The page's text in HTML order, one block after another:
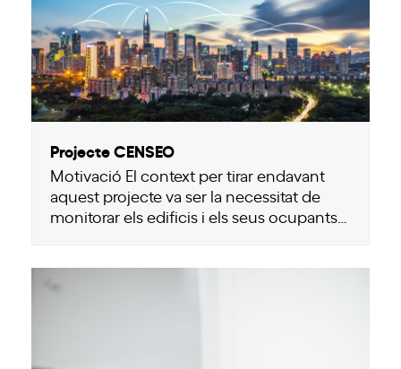
Projecte CENSEO
Motivació El context per tirar endavant
aquest projecte va ser la necessitat de
monitorar els edificis i els seus ocupants…